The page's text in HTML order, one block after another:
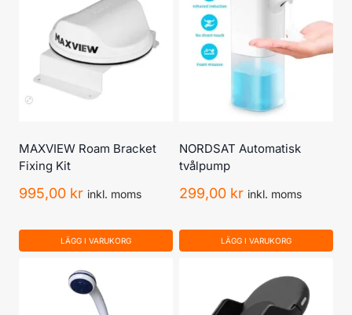
MAXVIEW Roam Bracket
Fixing Kit
995,00 kr inkl. moms
LÄGG I VARUKORG
NORDSAT Automatisk
tvålpump
299,00 kr inkl. moms
LÄGG I VARUKORG